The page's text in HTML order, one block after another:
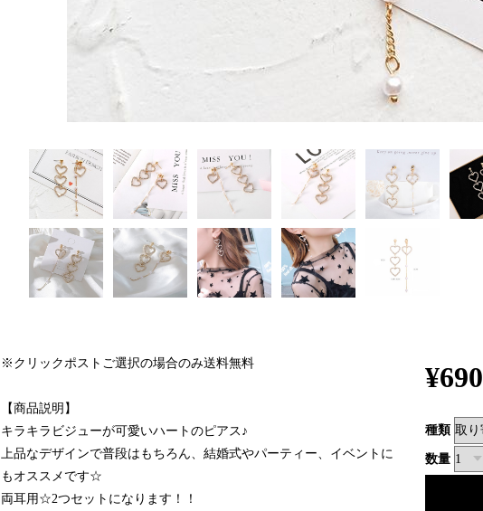
※クリックポストご選択の場合のみ送料無料
【商品説明】
キラキラビジューが可愛いハートのピアス♪
上品なデザインで普段はもちろん、結婚式やパーティー、イベントに
もオススメです☆
両耳用☆2つセットになります！！
¥690
種類
数量